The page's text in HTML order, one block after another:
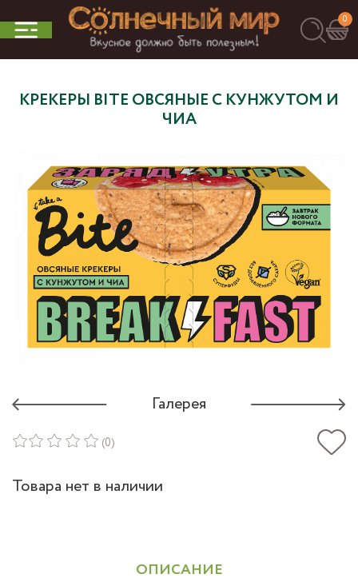
0
КРЕКЕРЫ BITE ОВСЯНЫЕ С КУНЖУТОМ И
ЧИА
Галерея
(0)
Товара нет в наличии
ОПИСАНИЕ